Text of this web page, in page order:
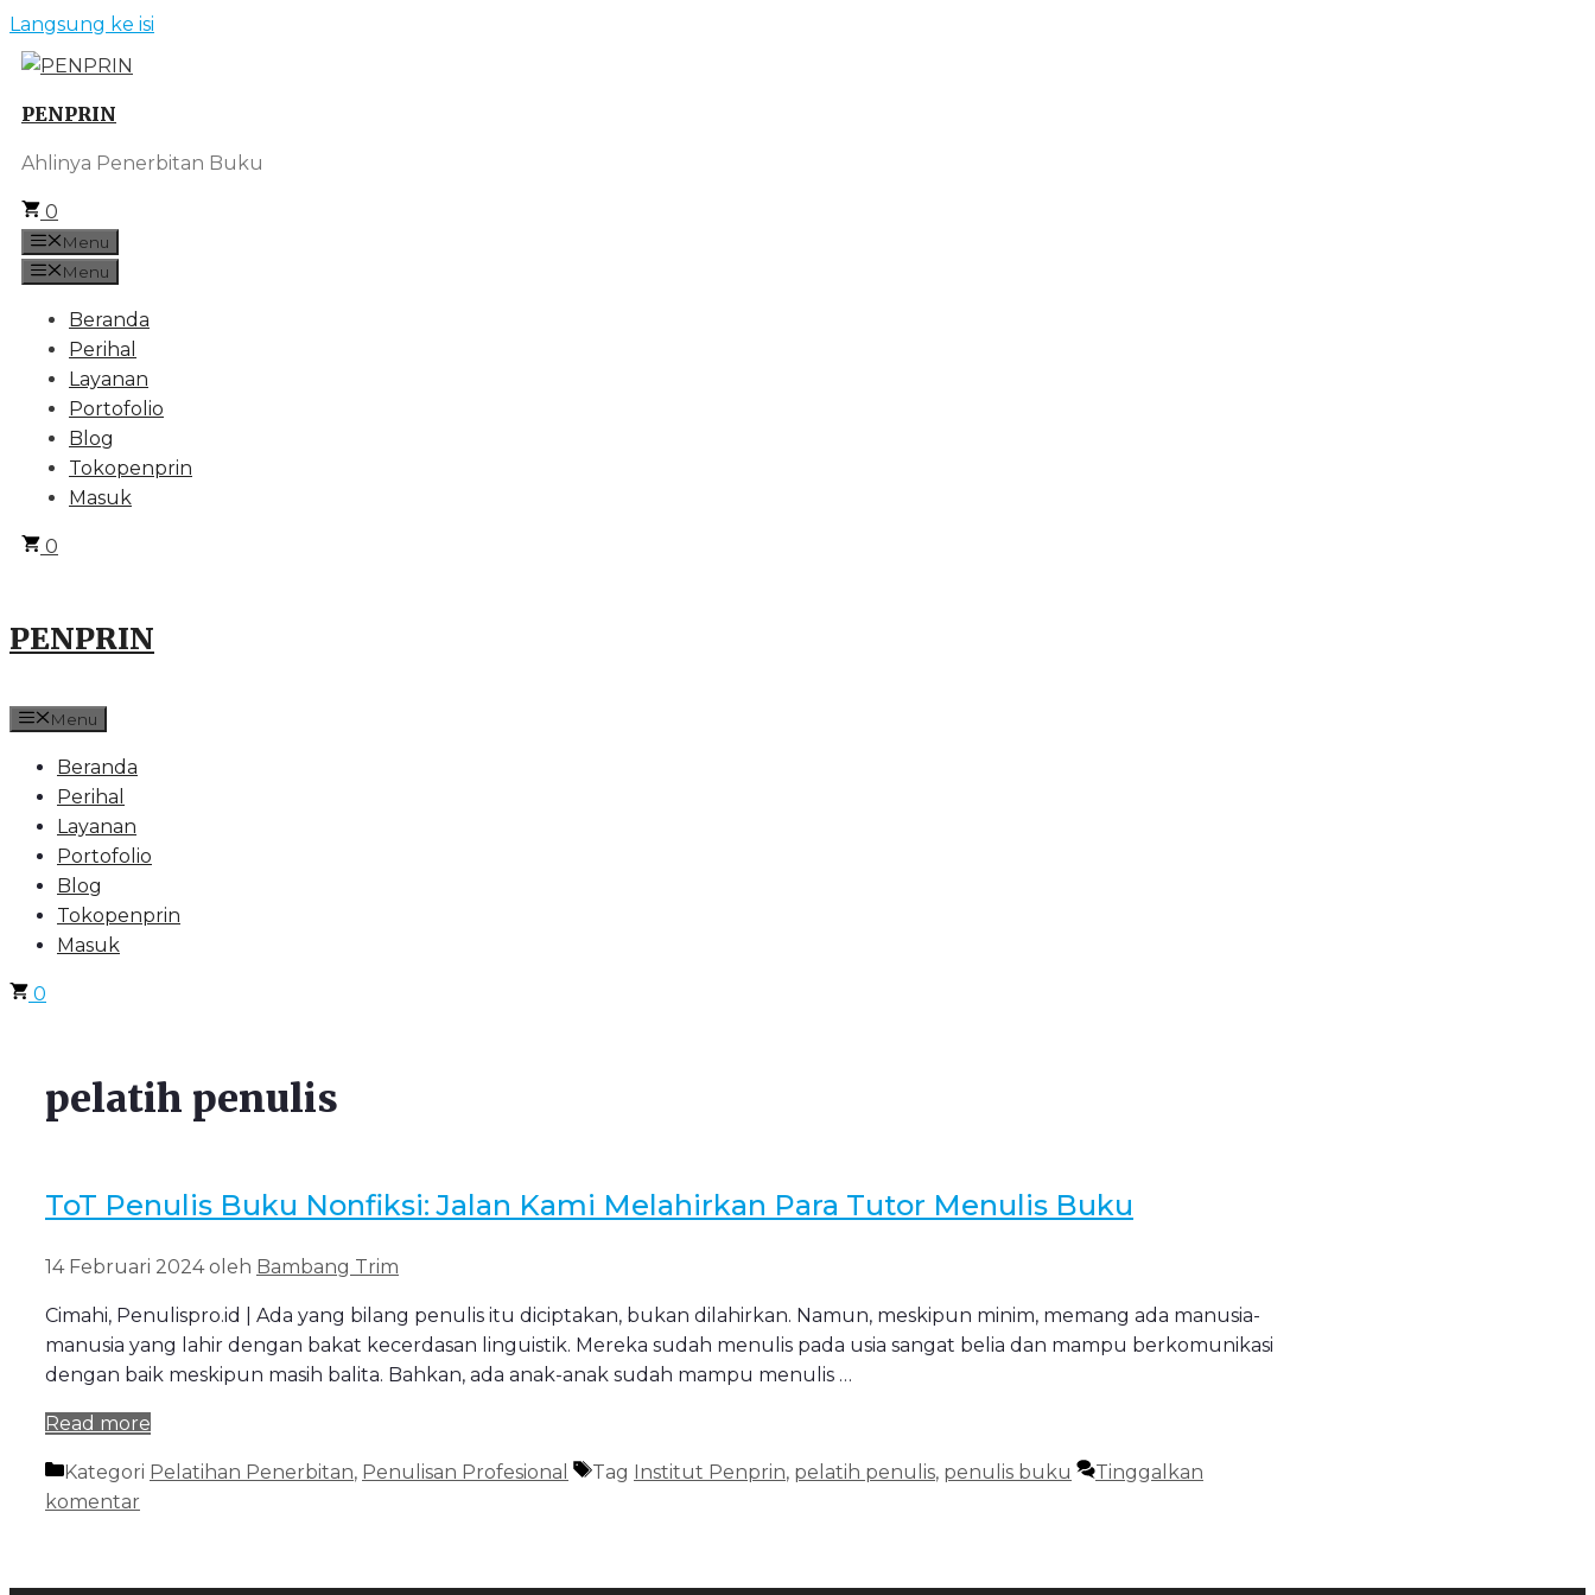
Langsung ke isi
PENPRIN
Ahlinya Penerbitan Buku
0
Menu
Menu
Beranda
Perihal
Layanan
Portofolio
Blog
Tokopenprin
Masuk
0
PENPRIN
Menu
Beranda
Perihal
Layanan
Portofolio
Blog
Tokopenprin
Masuk
0
pelatih penulis
ToT Penulis Buku Nonfiksi: Jalan Kami Melahirkan Para Tutor Menulis Buku
14 Februari 2024 oleh Bambang Trim
Cimahi, Penulispro.id | Ada yang bilang penulis itu diciptakan, bukan dilahirkan. Namun, meskipun minim, memang ada manusia-
manusia yang lahir dengan bakat kecerdasan linguistik. Mereka sudah menulis pada usia sangat belia dan mampu berkomunikasi
dengan baik meskipun masih balita. Bahkan, ada anak-anak sudah mampu menulis …
Read more
Kategori Pelatihan Penerbitan, Penulisan Profesional Tag Institut Penprin, pelatih penulis, penulis buku
Tinggalkan
komentar